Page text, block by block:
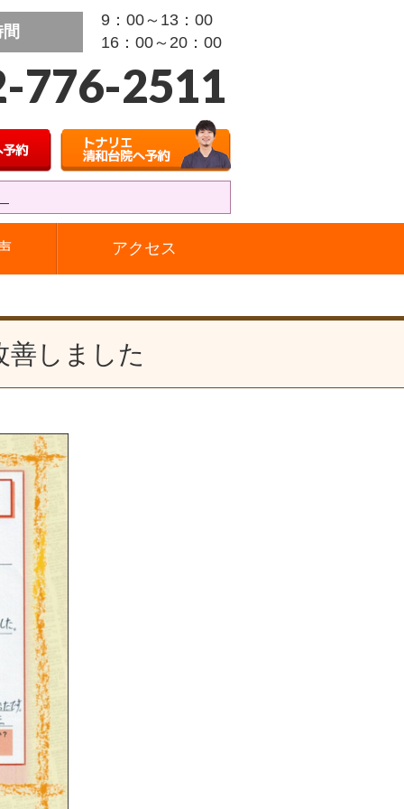
9：00～13：00
16：00～20：00
776-2511
アクセス
善しました